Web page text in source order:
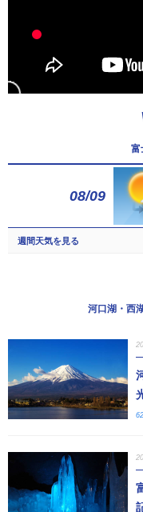
富
08/09
週間天気を見る
河口湖・西